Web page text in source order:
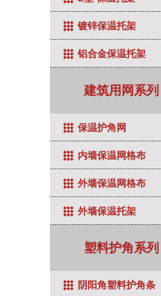
镀锌保温托架
铝合金保温托架
建筑用网系列
保温护角网
内墙保温网格布
外墙保温网格布
外墙保温托架
塑料护角系列
阴阳角塑料护角条